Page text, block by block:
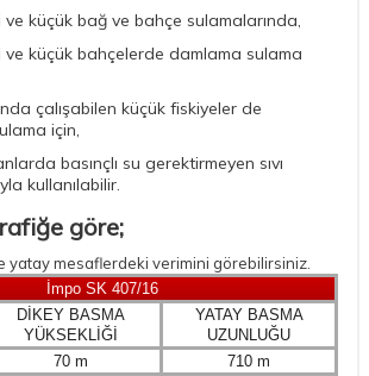
küçük bağ ve bahçe sulamalarında,
küçük bahçelerde damlama sulama
çalışabilen küçük fiskiyeler de
için,
basınçlı su gerektirmeyen sıvı
kullanılabilir.
göre;
yatay mesaflerdeki verimini görebilirsiniz.
İmpo SK 407/16
DİKEY BASMA
YÜKSEKLİĞİ
YATAY BASMA
UZUNLUĞU
70 m
710 m